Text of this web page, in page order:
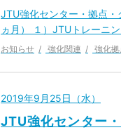
JTU強化センター・拠点
ヵ月） １）JTUトレーニ
お知らせ 強化関連 強化
2019年9月25日（水）
JTU強化センター